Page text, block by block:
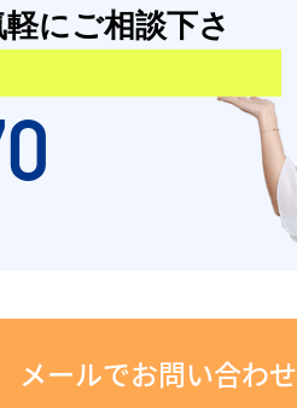
にご相談下さ
メールでお問い合わせ